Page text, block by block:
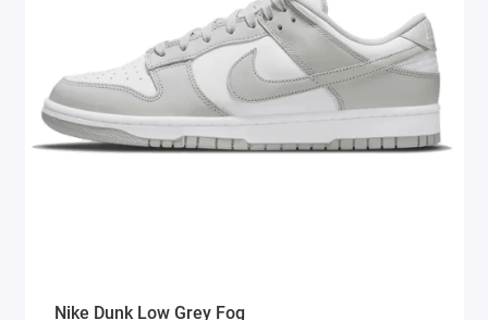
Nike Dunk Low Grey Fog